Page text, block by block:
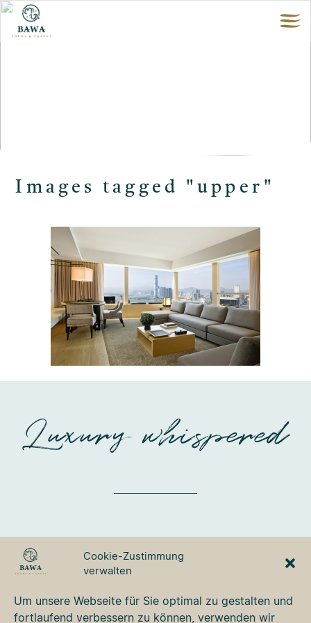
Cookie-Zustimmung
verwalten
Um unsere Webseite für Sie optimal zu gestalten und
fortlaufend verbessern zu können, verwenden wir
Images tagged "upper"
Luxury whispered
GmbH
Tel. +49 8331 76 42 49
bawa@bawa.de